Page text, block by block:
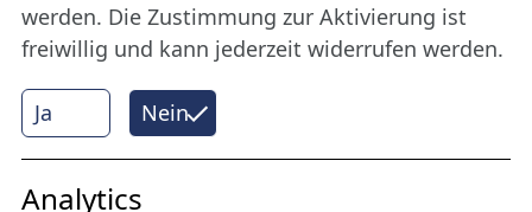
Mehr erfahren
Internet Partner
Ja Nein
werden. Die Zustimmung zur Aktivierung ist
freiwillig und kann jederzeit widerrufen werden.
Analytics